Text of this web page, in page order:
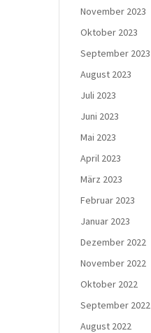
November 2023
Oktober 2023
September 2023
August 2023
Juli 2023
Juni 2023
Mai 2023
April 2023
März 2023
Februar 2023
Januar 2023
Dezember 2022
November 2022
Oktober 2022
September 2022
August 2022